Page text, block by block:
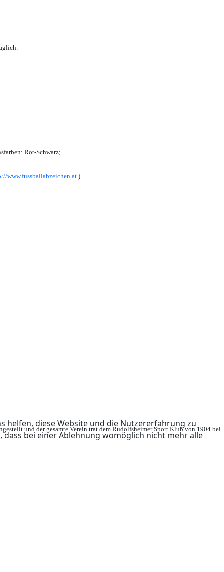
helfen, diese Website und die Nutzererfahrung zu
dass bei einer Ablehnung womöglich nicht mehr alle
Rot-Schwarz;
www.fussballabzeichen.at )
und der gesamte Verein trat dem Rudolfsheimer Sport Klub von 1904 bei